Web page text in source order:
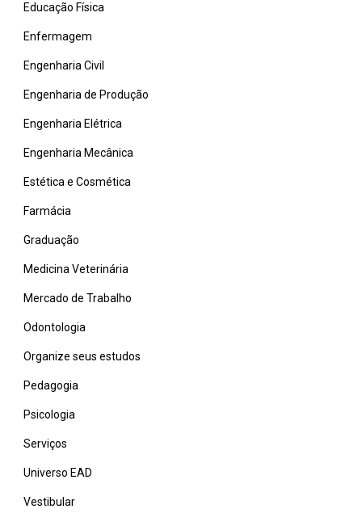
Educação Física
Enfermagem
Engenharia Civil
Engenharia de Produção
Engenharia Elétrica
Engenharia Mecânica
Estética e Cosmética
Farmácia
Graduação
Medicina Veterinária
Mercado de Trabalho
Odontologia
Organize seus estudos
Pedagogia
Psicologia
Serviços
Universo EAD
Vestibular